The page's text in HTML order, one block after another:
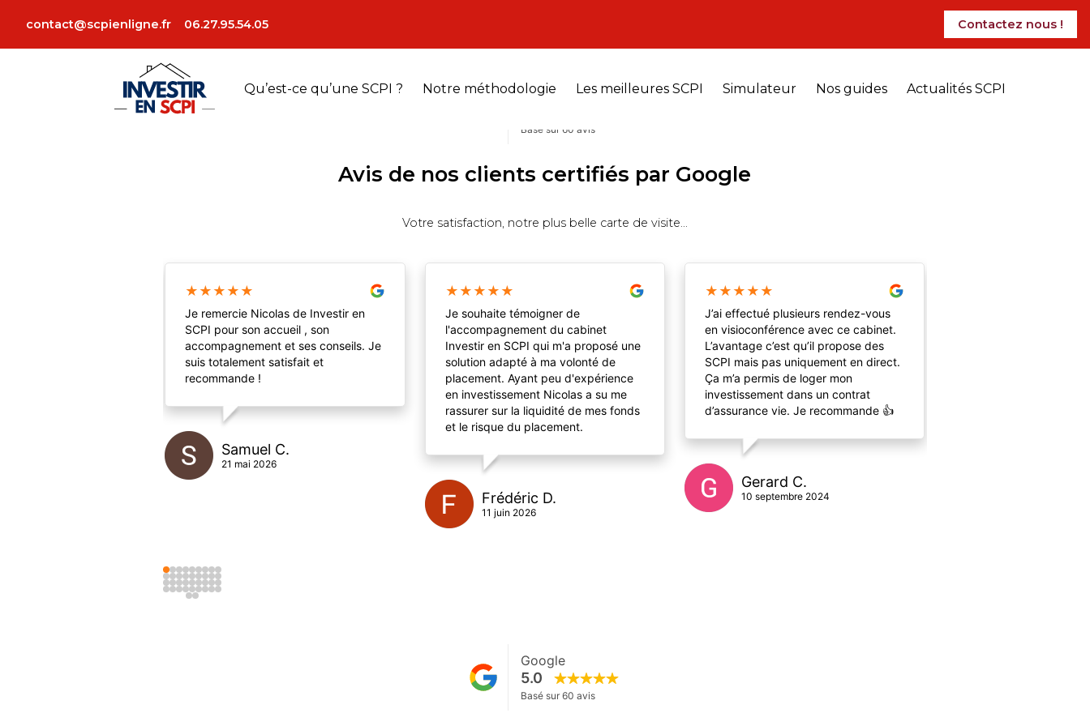
contact@scpienligne.fr 06.27.95.54.05 Contactez nous !
Qu’est-ce qu’une SCPI ? Notre méthodologie Les meilleures SCPI Simulateur Nos guides Actualités SCPI
Avis de nos clients certifiés par Google
Votre satisfaction, notre plus belle carte de visite...
★ ★ ★ ★ ★
Je remercie Nicolas de Investir en
SCPI pour son accueil , son
accompagnement et ses conseils. Je
suis totalement satisfait et
recommande !
Samuel C.
21 mai 2026
★ ★ ★ ★ ★
Je souhaite témoigner de
l'accompagnement du cabinet
Investir en SCPI qui m'a proposé une
solution adapté à ma volonté de
placement. Ayant peu d'expérience
en investissement Nicolas a su me
rassurer sur la liquidité de mes fonds
et le risque du placement.
Frédéric D.
11 juin 2026
★ ★ ★ ★ ★
J’ai effectué plusieurs rendez-vous
en visioconférence avec ce cabinet.
L’avantage c’est qu’il propose des
SCPI mais pas uniquement en direct.
Ça m’a permis de loger mon
investissement dans un contrat
d’assurance vie. Je recommande 👍
Gerard C.
10 septembre 2024